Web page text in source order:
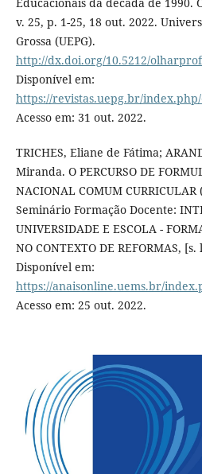
v. 25, p. 1-25, 18 out. 2022.
Grossa (UEPG).
http://dx.doi.org/10.5212/
Disponível em:
https://revistas.uepg.br/
Acesso em: 31 out. 2022.
TRICHES, Eliane de Fátima;
Miranda. O PERCURSO DE
NACIONAL COMUM
Seminário Formação Docente:
UNIVERSIDADE E ESCOLA -
NO CONTEXTO DE REFORMAS,
Disponível em:
https://anaisonline.uems.br/
Acesso em: 25 out. 2022.